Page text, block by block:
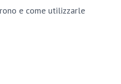
e come utilizzarle